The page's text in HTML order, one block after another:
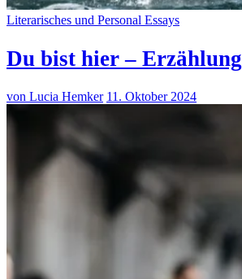
Literarisches und Personal Essays
Du bist hier – Erzählung
von Lucia Hemker 11. Oktober 2024